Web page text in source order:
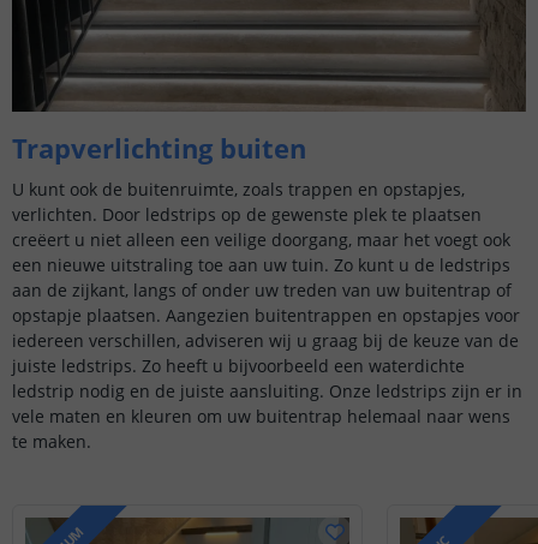
Trapverlichting buiten
U kunt ook de buitenruimte, zoals trappen en opstapjes,
verlichten. Door ledstrips op de gewenste plek te plaatsen
creëert u niet alleen een veilige doorgang, maar het voegt ook
een nieuwe uitstraling toe aan uw tuin. Zo kunt u de ledstrips
aan de zijkant, langs of onder uw treden van uw buitentrap of
opstapje plaatsen. Aangezien buitentrappen en opstapjes voor
iedereen verschillen, adviseren wij u graag bij de keuze van de
juiste ledstrips. Zo heeft u bijvoorbeeld een waterdichte
ledstrip nodig en de juiste aansluiting. Onze ledstrips zijn er in
vele maten en kleuren om uw buitentrap helemaal naar wens
te maken.